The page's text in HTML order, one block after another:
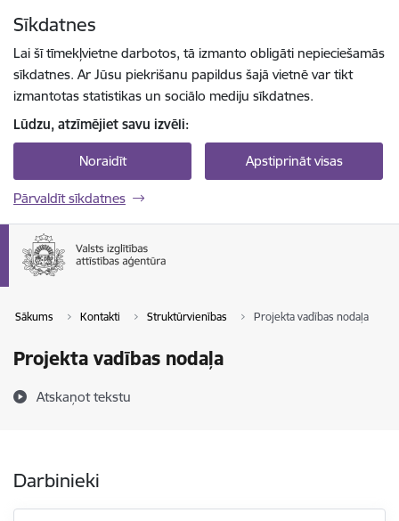
Sīkdatnes
Lai šī tīmekļvietne darbotos, tā izmanto obligāti nepieciešamās
sīkdatnes. Ar Jūsu piekrišanu papildus šajā vietnē var tikt
izmantotas statistikas un sociālo mediju sīkdatnes.
Lūdzu, atzīmējiet savu izvēli:
Noraidīt Apstiprināt visas
Pārvaldīt sīkdatnes
Sākums Kontakti Struktūrvienības Projekta vadības nodaļa
Projekta vadības nodaļa
Atskaņot tekstu
Darbinieki